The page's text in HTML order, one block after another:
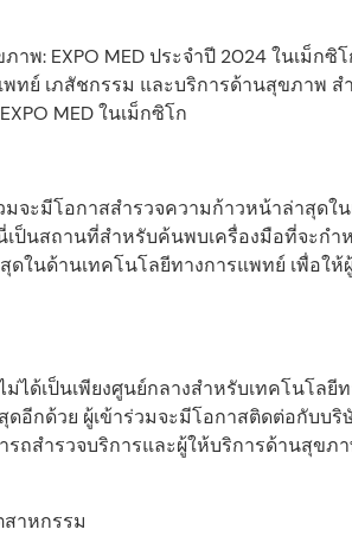
พ: EXPO MED ประจำปี 2024 ในเม็ก
ทย์ เภสัชกรรม และบริการด้านสุขภาพ
MED ในเม็กซิโก
วมจะมีโอกาสสำรวจความก้าวหน้าล่าสุ
ป็นสถานที่สำหรับค้นพบเครื่องมือที่จะก
ในด้านเทคโนโลยีทางการแพทย์ เพื่อให้
ม่ได้เป็นเพียงศูนย์กลางสำหรับเทคโนโล
กด้วย ผู้เข้าร่วมจะมีโอกาสติดต่อกับบริ
ถสำรวจบริการและผู้ให้บริการด้านสุขภ
สาหกรรม